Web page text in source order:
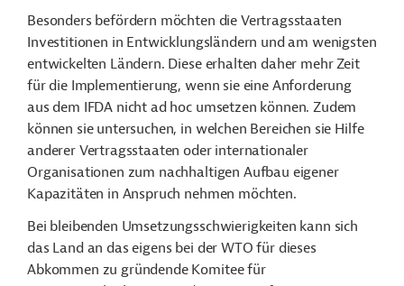
Besonders befördern möchten die Vertragsstaaten
Investitionen in Entwicklungsländern und am wenigsten
entwickelten Ländern. Diese erhalten daher mehr Zeit
für die Implementierung, wenn sie eine Anforderung
aus dem IFDA nicht ad hoc umsetzen können. Zudem
können sie untersuchen, in welchen Bereichen sie Hilfe
anderer Vertragsstaaten oder internationaler
Organisationen zum nachhaltigen Aufbau eigener
Kapazitäten in Anspruch nehmen möchten.
Bei bleibenden Umsetzungsschwierigkeiten kann sich
das Land an das eigens bei der WTO für dieses
Abkommen zu gründende Komitee für